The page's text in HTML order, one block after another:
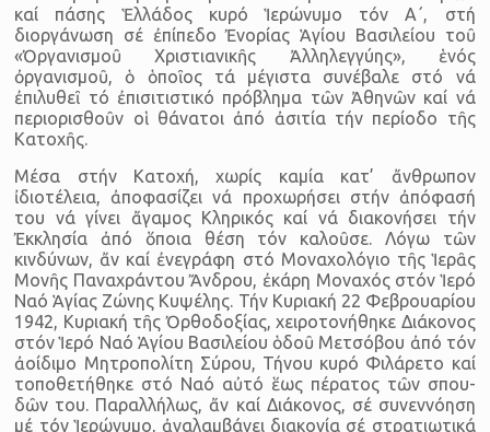
καί πάσης Ἑλλάδος κυρό Ἱε­ρώνυμο τόν Α΄, στή
διοργάνωση σέ ἐπίπεδο Ἐνορίας Ἁγίου Βασιλεί­ου τοῦ
«Ὀργανισμοῦ Χριστιανικῆς Ἀλληλεγγύης», ἑνός
ὀργανισμοῦ, ὁ ὁποῖος τά μέγιστα συνέβαλε στό νά
ἐπιλυθεῖ τό ἐπισιτιστικό πρό­βλημα τῶν Ἀθηνῶν καί νά
περιορισθοῦν οἱ θάνατοι ἀπό ἀσιτία τήν περίοδο τῆς
Κατοχῆς.
Μέσα στήν Κατοχή, χωρίς καμία κατ’ ἄνθρωπον
ἰδιοτέλεια, ἀ­ποφασίζει νά προχωρήσει στήν ἀπόφασή
του νά γίνει ἄγαμος Κλη­ρικός καί νά διακονήσει τήν
Ἐκκλησία ἀπό ὅποια θέση τόν καλοῦσε. Λόγω τῶν
κινδύνων, ἄν καί ἐνεγράφη στό Μοναχολόγιο τῆς Ἱερᾶς
Μονῆς Παναχράντου Ἄνδρου, ἐκάρη Μοναχός στόν Ἱερό
Ναό Ἁγίας Ζώνης Κυψέλης. Τήν Κυριακή 22 Φεβρουαρίου
1942, Κυριακή τῆς Ὀρ­θοδοξίας, χειροτονήθηκε Διάκονος
στόν Ἱερό Ναό Ἁγίου Βασιλείου ὁδοῦ Μετσόβου ἀπό τόν
ἀοίδιμο Μητροπολίτη Σύρου, Τήνου κυρό Φιλάρετο καί
τοποθετήθηκε στό Ναό αὐτό ἕως πέρατος τῶν σπου­
δῶν του. Παραλλήλως, ἄν καί Διάκονος, σέ συνεννόηση
μέ τόν Ἱε­ρώνυμο, ἀναλαμβάνει διακονία σέ στρατιωτικά